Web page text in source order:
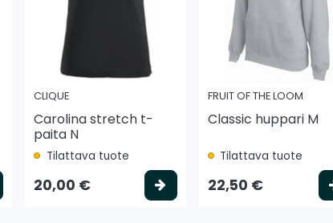
Valitse vaihtoehto
CLIQUE
Carolina stretch t-
paita N
Tilattava tuote
20,00 € Valitse vaihtoehto
FRUIT OF THE LOOM
Classic huppari M
Tilattava tuote
22,50 €